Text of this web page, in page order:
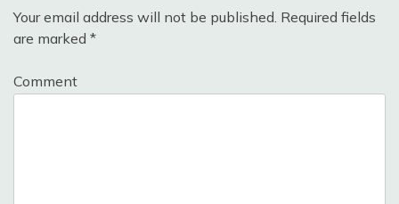
Your email address will not be published. Required fields
are marked *
Comment